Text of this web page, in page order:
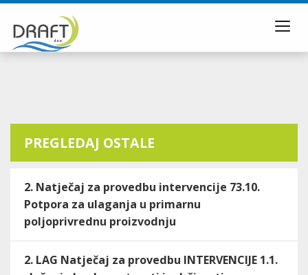
PREGLEDAJ OSTALE
2. Natječaj za provedbu intervencije 73.10.
Potpora za ulaganja u primarnu
poljoprivrednu proizvodnju
2. LAG Natječaj za provedbu INTERVENCIJE 1.1.